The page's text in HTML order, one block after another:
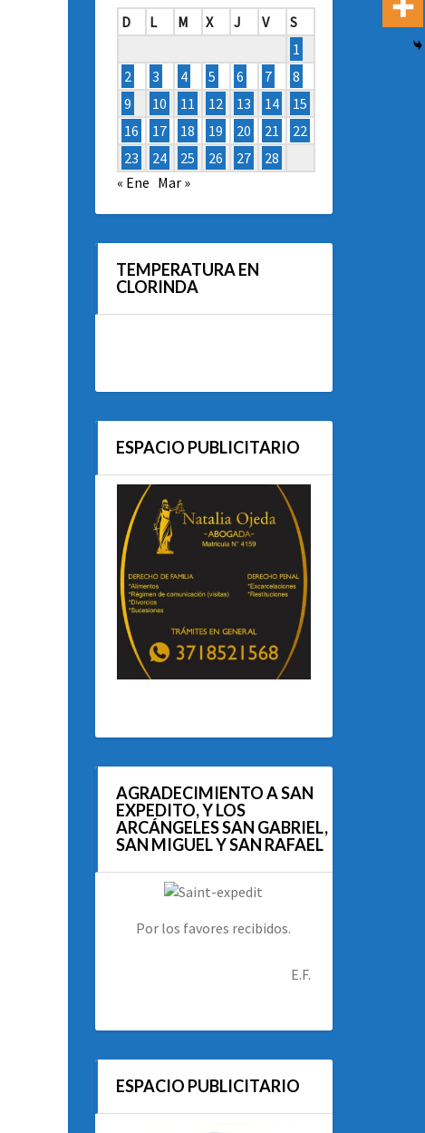
D
L M X J V
S
1
2
3 4 5 6 7
8
9
10 11 12 13 14
15
16
17 18 19 20 21
22
23
24 25 26 27
28
« Ene Mar »
TEMPERATURA EN
CLORINDA
ESPACIO PUBLICITARIO
AGRADECIMIENTO A SAN
EXPEDITO, Y LOS
ARCÁNGELES SAN GABRIEL,
SAN MIGUEL Y SAN RAFAEL
Por los favores recibidos.
E.F.
ESPACIO PUBLICITARIO